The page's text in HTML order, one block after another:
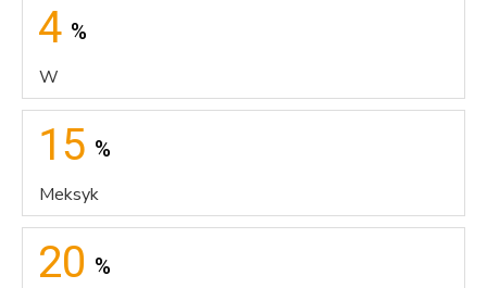
4 %
W
15 %
Meksyk
20 %